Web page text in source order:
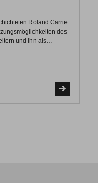
Roland Carrie
des
und ihn als
Schmutz schützen
ganz einfach mit dem
Deckel mit